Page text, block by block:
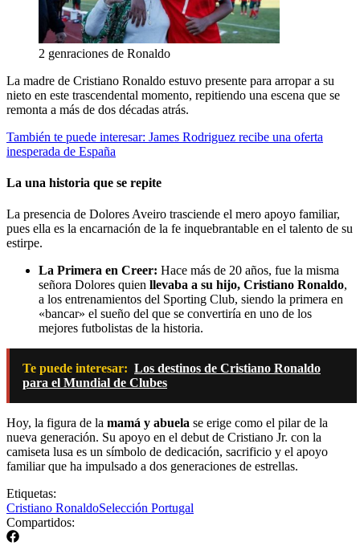
2 genraciones de Ronaldo
La madre de Cristiano Ronaldo estuvo presente para arropar a su
nieto en este trascendental momento, repitiendo una escena que se
remonta a más de dos décadas atrás.
También te puede interesar: James Rodriguez recibe una oferta
inesperada de España
La una historia que se repite
La presencia de Dolores Aveiro trasciende el mero apoyo familiar,
pues ella es la encarnación de la fe inquebrantable en el talento de su
estirpe.
La Primera en Creer: Hace más de 20 años, fue la misma
señora Dolores quien llevaba a su hijo, Cristiano Ronaldo,
a los entrenamientos del Sporting Club, siendo la primera en
«bancar» el sueño del que se convertiría en uno de los
mejores futbolistas de la historia.
Te puede interesar: Los destinos de Cristiano Ronaldo
para el Mundial de Clubes
Hoy, la figura de la mamá y abuela se erige como el pilar de la
nueva generación. Su apoyo en el debut de Cristiano Jr. con la
camiseta lusa es un símbolo de dedicación, sacrificio y el apoyo
familiar que ha impulsado a dos generaciones de estrellas.
Etiquetas:
Cristiano RonaldoSelección Portugal
Compartidos: